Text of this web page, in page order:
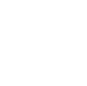
Вс с 11:00 до 17:00